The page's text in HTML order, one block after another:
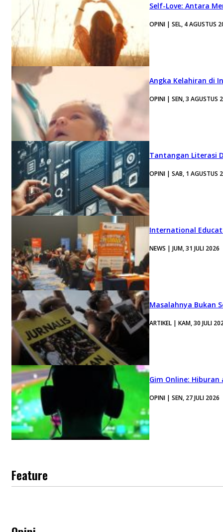
Self-Love: Antara
OPINI | SEL, 4 AGUSTUS
Angka Kelahiran di
OPINI | SEN, 3 AGUSTUS
Tantangan Literasi
OPINI | SAB, 1 AGUSTUS
International
NEWS | JUM, 31 JULI 2026
Masalahnya Bukan
ARTIKEL | KAM, 30 JULI
Gim Online:
OPINI | SEN, 27 JULI 2026
Feature